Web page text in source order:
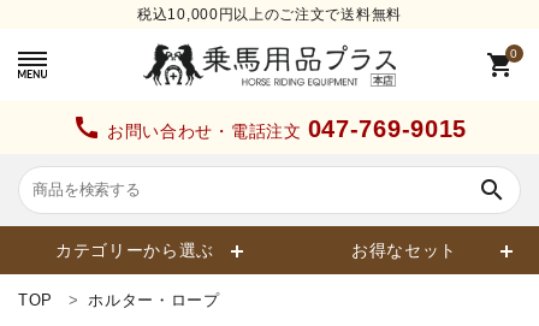
税込10,000円以上のご注文で送料無料
0
shopping_cart
call お問い合わせ・電話注文 047-769-9015
search
カテゴリーから選ぶ お得なセット
TOP ホルター・ロープ